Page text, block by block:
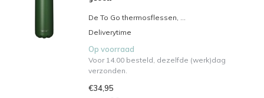
De To Go thermosflessen, ...
Deliverytime
Op voorraad
Voor 14.00 besteld, dezelfde (werk)dag
verzonden.
€34,95